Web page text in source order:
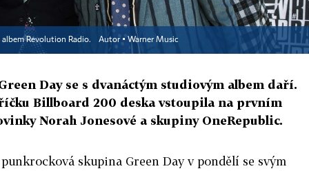
Revolution Radio. Autor ▪Warner Music
Day se s dvanáctým studiovým albem daří.
Billboard 200 deska vstoupila na prvním
Norah Jonesové a skupiny OneRepublic.
skupina Green Day v pondělí se svým